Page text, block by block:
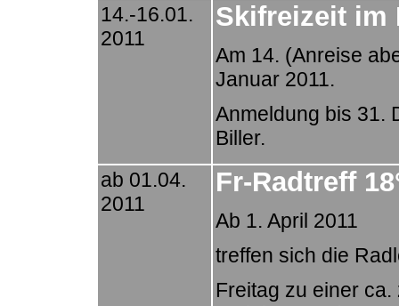
14.-16.01.
2011
Skifreizeit im
Am 14. (Anreise
Januar 2011.
Anmeldung bis 31.
Biller.
ab 01.04.
2011
Fr-Radtreff
Ab 1. April 2011
treffen sich die
Freitag zu einer